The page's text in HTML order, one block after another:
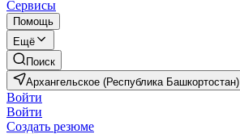
Сервисы
Помощь
Ещё
Поиск
Архангельское (Республика Башкортостан)
Войти
Войти
Создать резюме